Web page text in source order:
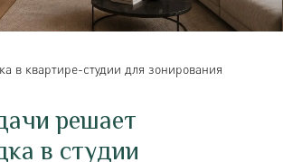
в квартире-студии для зонирования
решает
в студии